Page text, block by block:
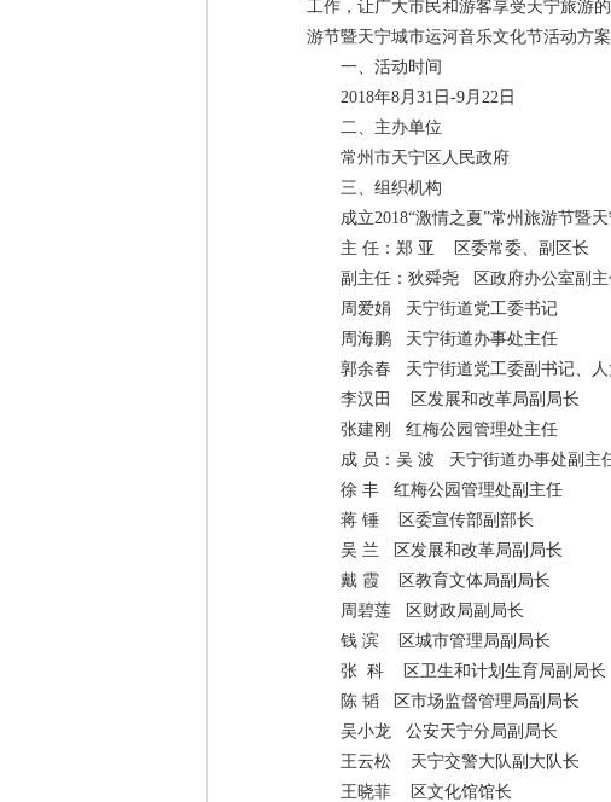
工作，让广大市民和游客享受天宁旅游
游节暨天宁城市运河音乐文化节活动方案
一、活动时间
2018年8月31日-9月22日
二、主办单位
常州市天宁区人民政府
三、组织机构
成立2018“激情之夏”常州旅游节暨
主 任：郑 亚 区委常委、副区长
副主任：狄舜尧 区政府办公室副
周爱娟 天宁街道党工委书记
周海鹏 天宁街道办事处主任
郭余春 天宁街道党工委副书记、人
李汉田 区发展和改革局副局长
张建刚 红梅公园管理处主任
成 员：吴 波 天宁街道办事处副主
徐 丰 红梅公园管理处副主任
蒋 锤 区委宣传部副部长
吴 兰 区发展和改革局副局长
戴 霞 区教育文体局副局长
周碧莲 区财政局副局长
钱 滨 区城市管理局副局长
张 科 区卫生和计划生育局副局长
陈 韬 区市场监督管理局副局长
吴小龙 公安天宁分局副局长
王云松 天宁交警大队副大队长
王晓菲 区文化馆馆长